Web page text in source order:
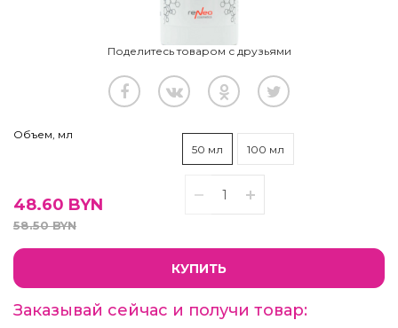
Поделитесь товаром с друзьями
Объем, мл
50 мл
100 мл
48.60 BYN
58.50BYN
КУПИТЬ
Заказывай сейчас и получи товар: